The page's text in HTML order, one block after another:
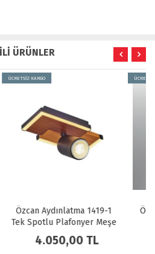
ÜRÜNLER
ÜCRETSİZ KARGO
Özcan Aydınlatma 3219-2-
03 K.Sarkıt Sarı
8.730,00 TL